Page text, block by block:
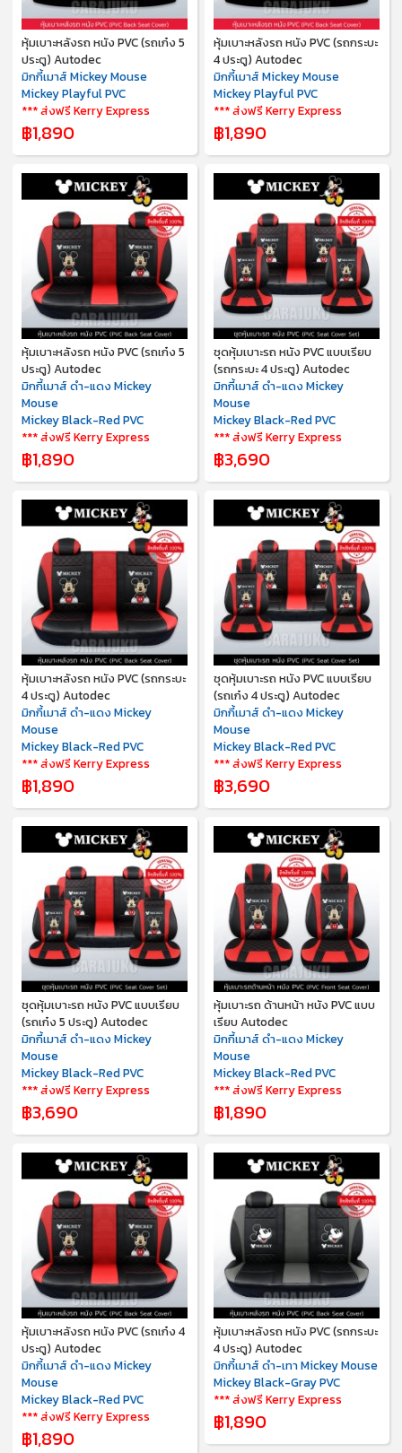
หุ้มเบาะหลังรถ หนัง PVC (รถเก๋ง 5
ประตู) Autodec
มิกกี้เมาส์ Mickey Mouse
Mickey Playful PVC
*** ส่งฟรี Kerry Express
฿1,890
หุ้มเบาะหลังรถ หนัง PVC (รถกระบะ
4 ประตู) Autodec
มิกกี้เมาส์ Mickey Mouse
Mickey Playful PVC
*** ส่งฟรี Kerry Express
฿1,890
หุ้มเบาะหลังรถ หนัง PVC (รถเก๋ง 5
ประตู) Autodec
มิกกี้เมาส์ ดำ-แดง Mickey
Mouse
Mickey Black-Red PVC
*** ส่งฟรี Kerry Express
฿1,890
ชุดหุ้มเบาะรถ หนัง PVC แบบเรียบ
(รถกระบะ 4 ประตู) Autodec
มิกกี้เมาส์ ดำ-แดง Mickey
Mouse
Mickey Black-Red PVC
*** ส่งฟรี Kerry Express
฿3,690
หุ้มเบาะหลังรถ หนัง PVC (รถกระบะ
4 ประตู) Autodec
มิกกี้เมาส์ ดำ-แดง Mickey
Mouse
Mickey Black-Red PVC
*** ส่งฟรี Kerry Express
฿1,890
ชุดหุ้มเบาะรถ หนัง PVC แบบเรียบ
(รถเก๋ง 4 ประตู) Autodec
มิกกี้เมาส์ ดำ-แดง Mickey
Mouse
Mickey Black-Red PVC
*** ส่งฟรี Kerry Express
฿3,690
ชุดหุ้มเบาะรถ หนัง PVC แบบเรียบ
(รถเก๋ง 5 ประตู) Autodec
มิกกี้เมาส์ ดำ-แดง Mickey
Mouse
Mickey Black-Red PVC
*** ส่งฟรี Kerry Express
฿3,690
หุ้มเบาะรถ ด้านหน้า หนัง PVC แบบ
เรียบ Autodec
มิกกี้เมาส์ ดำ-แดง Mickey
Mouse
Mickey Black-Red PVC
*** ส่งฟรี Kerry Express
฿1,890
หุ้มเบาะหลังรถ หนัง PVC (รถเก๋ง 4
ประตู) Autodec
มิกกี้เมาส์ ดำ-แดง Mickey
Mouse
Mickey Black-Red PVC
*** ส่งฟรี Kerry Express
฿1,890
หุ้มเบาะหลังรถ หนัง PVC (รถกระบะ
4 ประตู) Autodec
มิกกี้เมาส์ ดำ-เทา Mickey Mouse
Mickey Black-Gray PVC
*** ส่งฟรี Kerry Express
฿1,890